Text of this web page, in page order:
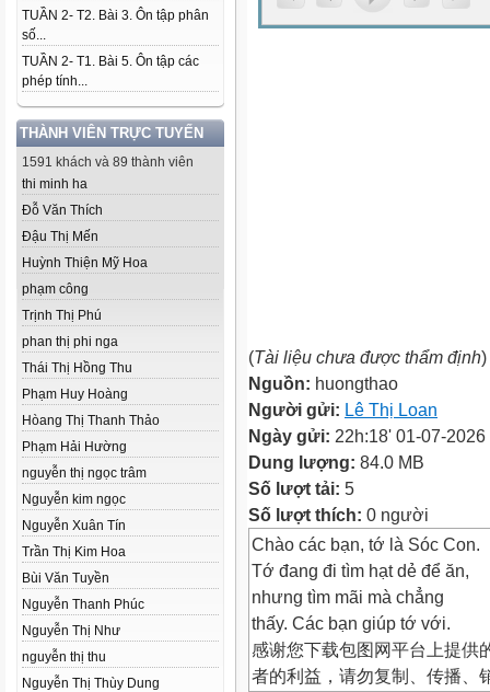
TUẦN 2- T2. Bài 3. Ôn tập phân
số...
TUẦN 2- T1. Bài 5. Ôn tập các
phép tính...
THÀNH VIÊN TRỰC TUYẾN
1591 khách và 89 thành viên
thi minh ha
Đỗ Văn Thích
Đậu Thị Mến
Huỳnh Thiện Mỹ Hoa
phạm công
Trịnh Thị Phú
phan thị phi nga
Thái Thị Hồng Thu
Phạm Huy Hoàng
Hòang Thị Thanh Thảo
Phạm Hải Hường
nguyễn thị ngọc trâm
Nguyễn kim ngọc
Nguyễn Xuân Tín
Trần Thị Kim Hoa
Bùi Văn Tuyền
Nguyễn Thanh Phúc
Nguyễn Thị Như
nguyễn thị thu
Nguyễn Thị Thùy Dung
(Tài liệu chưa được thẩm định)
Nguồn: huongthao
Người gửi: Lê Thị Loan
Ngày gửi: 22h:18' 01-07-2026
Dung lượng: 84.0 MB
Số lượt tải: 5
Số lượt thích: 0 người
Chào các bạn, tớ là Sóc Con.
Tớ đang đi tìm hạt dẻ để ăn,
nhưng tìm mãi mà chẳng
thấy. Các bạn giúp tớ với.
感谢您下载包图网平台上提供
者的利益，请勿复制、传播、